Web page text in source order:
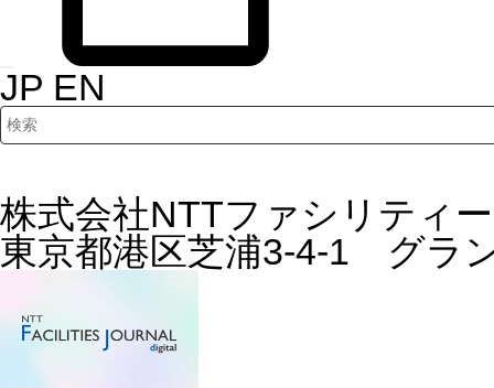
JP EN
検索キーワード入力
株式会社NTTファシリティ
東京都港区芝浦3-4-1 グラ